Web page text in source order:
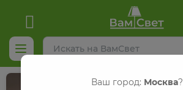
Ваш город: Москва?